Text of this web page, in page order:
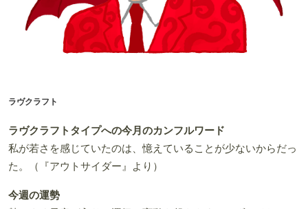
ラヴクラフト
ラヴクラフトタイプへの今月のカンフルワード
私が若さを感じていたのは、憶えていることが少ないからだっ
た。（『アウトサイダー』より）
今週の運勢